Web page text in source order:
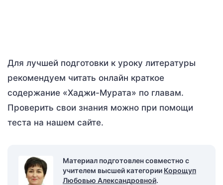
Для лучшей подготовки к уроку литературы
рекомендуем читать онлайн краткое
содержание «Хаджи-Мурата» по главам.
Проверить свои знания можно при помощи
теста на нашем сайте.
Материал подготовлен совместно с
учителем высшей категории Корощуп
Любовью Александровной.